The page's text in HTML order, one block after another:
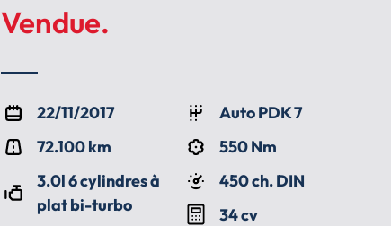
Vendue.
22/11/2017
72.100 km
3.0l 6 cylindres à
plat bi-turbo
Auto PDK 7
550 Nm
450 ch. DIN
34 cv